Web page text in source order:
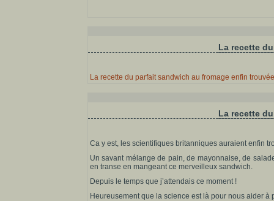
La recette
La recette du parfait sandwich au fromage enfin
La recette
Ca y est, les scientifiques britanniques auraient enfin
Un savant mélange de pain, de mayonnaise, de
en transe en mangeant ce merveilleux sandwich.
Depuis le temps que j’attendais ce moment !
Heureusement que la science est là pour nous aider à